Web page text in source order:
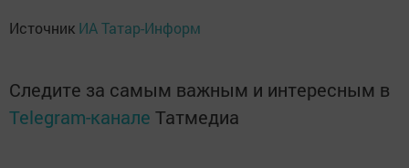
Источник ИА Татар-Информ
Следите за самым важным и интересным в
Telegram-канале Татмедиа